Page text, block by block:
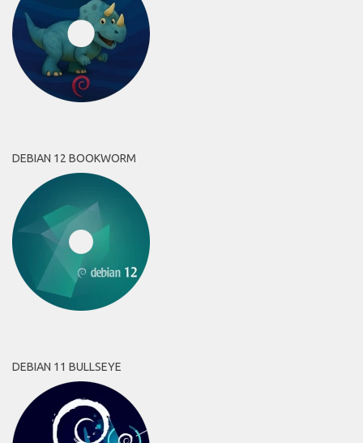
DEBIAN 12 BOOKWORM
DEBIAN 11 BULLSEYE